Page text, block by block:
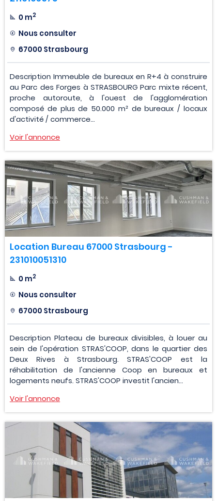
0 m2
Nous consulter
67000 Strasbourg
Description Immeuble de bureaux en R+4 à construire
au Parc des Forges à STRASBOURG Parc mixte récent,
proche autoroute, à l'ouest de l'agglomération
composé de plus de 50.000 m² de bureaux / locaux
d'activité / commerce...
Voir l'annonce
Location Bureau 67000 Strasbourg -
231010051310
0 m2
Nous consulter
67000 Strasbourg
Description Plateau de bureaux divisibles, à louer au
sein de l'opération STRAS'COOP, dans le quartier des
Deux Rives à Strasbourg. STRAS'COOP est la
réhabilitation de l'ancienne Coop en bureaux et
logements neufs. STRAS'COOP investit l'ancien...
Voir l'annonce